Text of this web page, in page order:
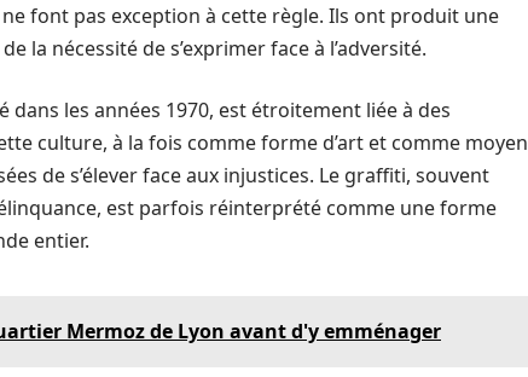
font pas exception à cette règle. Ils ont produit une
la nécessité de s’exprimer face à l’adversité.
les années 1970, est étroitement liée à des
culture, à la fois comme forme d’art et comme moyen
de s’élever face aux injustices. Le graffiti, souvent
est parfois réinterprété comme une forme
entier.
Mermoz de Lyon avant d'y emménager